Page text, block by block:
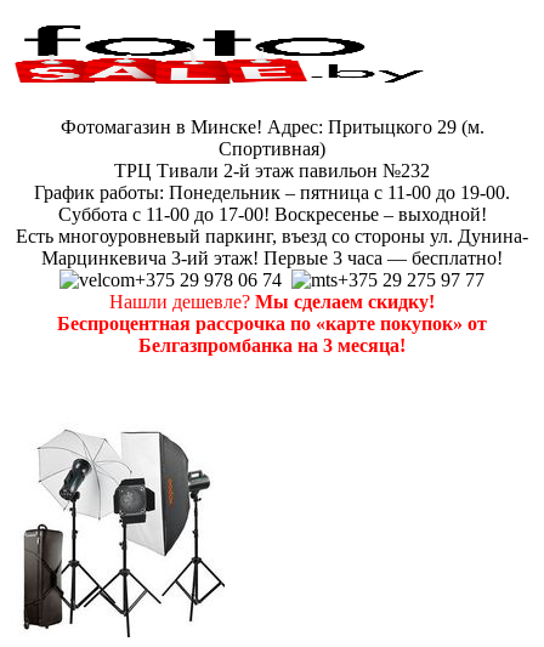
Фотомагазин в Минске! Адрес: Притыцкого 29 (м.
Спортивная)
ТРЦ Тивали 2-й этаж павильон №232
График работы: Понедельник – пятница с 11-00 до 19-00.
Суббота с 11-00 до 17-00! Воскресенье – выходной!
Есть многоуровневый паркинг, въезд со стороны ул. Дунина-
Марцинкевича 3-ий этаж! Первые 3 часа — бесплатно!
+375 29 978 06 74
+375 29 275 97 77
Нашли дешевле? Мы сделаем скидку!
Беспроцентная рассрочка по «карте покупок» от
Белгазпромбанка на 3 месяца!